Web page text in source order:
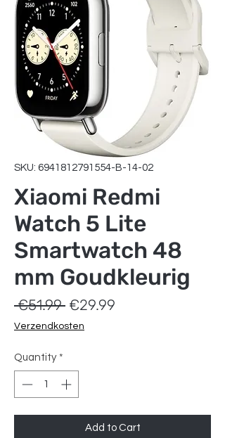
SKU: 6941812791554-B-14-02
Xiaomi Redmi
Watch 5 Lite
Smartwatch 48
mm Goudkleurig
€51.99 Regular
Price
€29.99
Verzendkosten
Quantity *
Add to Cart